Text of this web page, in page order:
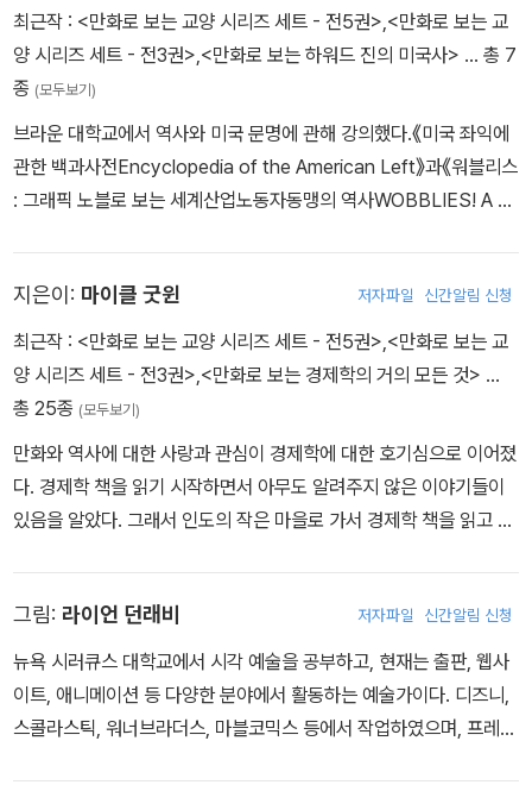
폭로한 《오만한 제국(Declarations of Independence)》, 자전적
저서인 《달리는 기차 위에 중립은 없다(You Can’t Be Neutral on
a Moving Train)》 등과 《마르크스 뉴욕에 가다(Marx in Soho)》,
《엠마(Emma)》 등의 희곡 3편을 남겼다. 그는 토머스 머튼 상, 유진
V. 데브스 상, 업턴 싱클레어 상, 래넌 문학상 등을 수상했다.
작가 부문에 선정되었고, 만화 전문 웹사이트 ‘Comics should be g
ood’에서 ‘만화를 사랑해야 할 365가지 이유’ 중 하나로 그를 선정
하기도 했다. 화가 라이언 던래비와 함께 소규모 출판사 ‘Evil Twin
로 보는 지상 최대의 철학 쑈』가 가장 많은 인기를 끌었다. 이 작품은
2007년 미국도서관협회 ‘십 대를 위한 최고의 그래픽노블’로 선정되
었고, 미국 만화계의 권위 있는 재단에서 주는 제릭 상을 받기도 했으
며 이그나츠 상의 후보로 오르는 등 평단의 인정과 대중의 사랑을 동
시에 받았다. 현재 뉴욕의 뮤지엄 오브 코믹 앤드 카툰 아트(MoCC
의 작업을 계속하고 있다.
최근작 : <만화로 보는 교양 시리즈 세트 - 전5권>,<만화로 보는 교
양 시리즈 세트 - 전3권>,<만화로 보는 하워드 진의 미국사> … 총 7
종 (모두보기)
브라운 대학교에서 역사와 미국 문명에 관해 강의했다.《미국 좌익에
관한 백과사전Encyclopedia of the American Left》과《워블리스
: 그래픽 노블로 보는 세계산업노동자동맹의 역사WOBBLIES! A Gr
지은이: 마이클 굿윈 저자파일 신간알림 신청
최근작 : <만화로 보는 교양 시리즈 세트 - 전5권>,<만화로 보는 교
양 시리즈 세트 - 전3권>,<만화로 보는 경제학의 거의 모든 것> …
총 25종 (모두보기)
만화와 역사에 대한 사랑과 관심이 경제학에 대한 호기심으로 이어졌
다. 경제학 책을 읽기 시작하면서 아무도 알려주지 않은 이야기들이
있음을 알았다. 그래서 인도의 작은 마을로 가서 경제학 책을 읽고 또
가들처럼 뉴욕에서 두 고양이와 함께 살고 있다.
그림: 라이언 던래비 저자파일 신간알림 신청
뉴욕 시러큐스 대학교에서 시각 예술을 공부하고, 현재는 출판, 웹사
이트, 애니메이션 등 다양한 분야에서 활동하는 예술가이다. 디즈니,
스콜라스틱, 워너브라더스, 마블코믹스 등에서 작업하였으며, 프레드